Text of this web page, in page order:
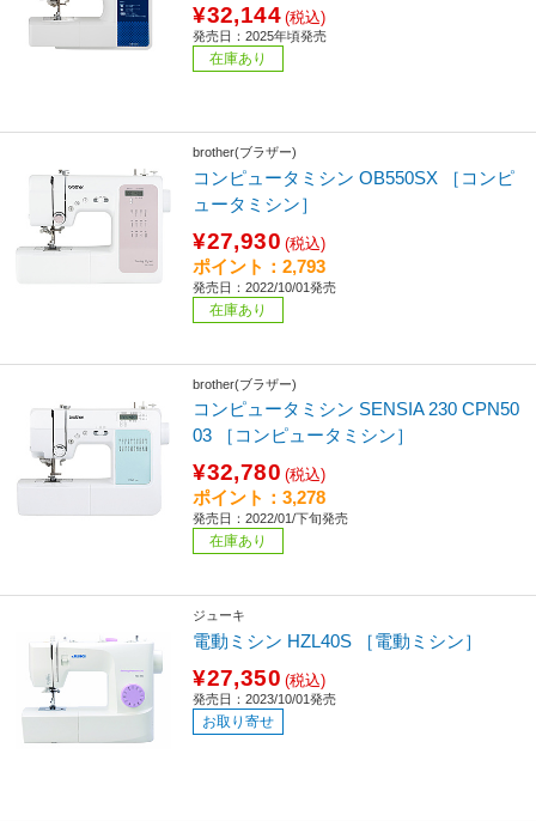
¥32,144 (税込)
発売日：2025年頃発売
在庫あり
brother(ブラザー)
コンピュータミシン OB550SX ［コンピ
ュータミシン］
¥27,930 (税込)
ポイント：2,793
発売日：2022/10/01発売
在庫あり
brother(ブラザー)
コンピュータミシン SENSIA 230 CPN50
03 ［コンピュータミシン］
¥32,780 (税込)
ポイント：3,278
発売日：2022/01/下旬発売
在庫あり
ジューキ
電動ミシン HZL40S ［電動ミシン］
¥27,350 (税込)
発売日：2023/10/01発売
お取り寄せ